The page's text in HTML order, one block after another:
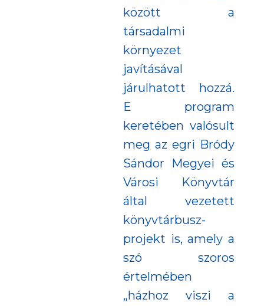
között a
társadalmi
környezet
javításával
járulhatott hozzá.
E program
keretében valósult
meg az egri Bródy
Sándor Megyei és
Városi Könyvtár
által vezetett
könyvtárbusz-
projekt is, amely a
szó szoros
értelmében
„házhoz viszi a